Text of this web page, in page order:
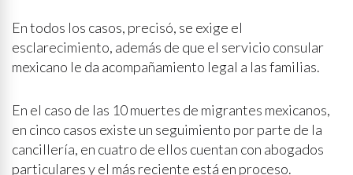
En todos los casos, precisó, se exige el
esclarecimiento, además de que el servicio consular
mexicano le da acompañamiento legal a las familias.
En el caso de las 10 muertes de migrantes mexicanos,
en cinco casos existe un seguimiento por parte de la
cancillería, en cuatro de ellos cuentan con abogados
particulares y el más reciente está en proceso.